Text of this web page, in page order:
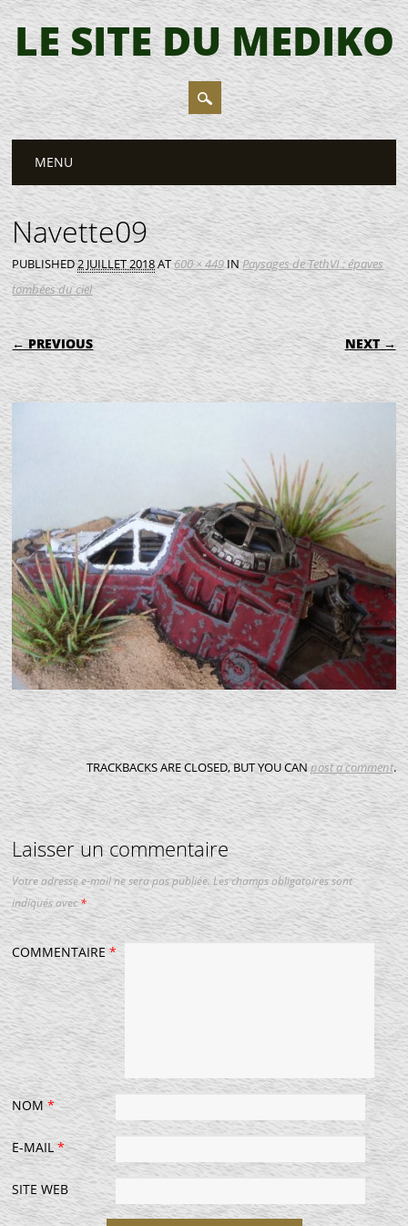
LE SITE DU MEDIKO
Main menu
to
content
MENU
Navette09
PUBLISHED2 JUILLET 2018AT600 × 449INPaysages de TethVI : épaves
tombées du ciel
← PREVIOUS NEXT →
TRACKBACKS ARE CLOSED, BUT YOU CAN post a comment.
Laisser un commentaire
Votre adresse e-mail ne sera pas publiée. Les champs obligatoires sont
indiqués avec*
COMMENTAIRE*
NOM*
E-MAIL*
SITE WEB